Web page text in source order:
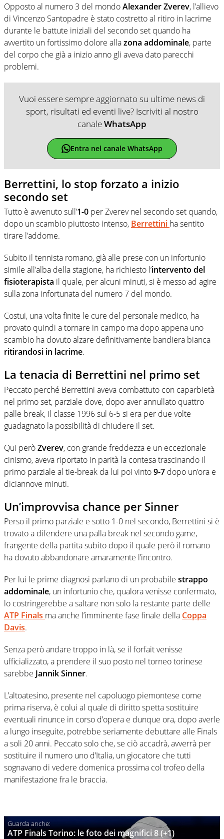
Opposto al numero 3 del mondoAlexander Zverev, l’allievo
di Vincenzo Santopadre è stato costretto al ritiro in lacrime
durante le battute iniziali del secondo set quando ha
avvertito un fortissimo dolore allazona addominale, parte
del corpo che già a inizio anno gli aveva dato parecchi
problemi.
Vuoi essere sempre aggiornato su ultime news di
sport, risultati ed eventi live? Iscriviti al nostro
canaleWhatsApp
Entra nel canale WhatsApp
Berrettini, lo stop forzato a inizio
secondo set
Tutto è avvenuto sull’1-0 per Zverev nel secondo set quando,
dopo un scambio piuttosto intenso, Berrettini ha sentito
tirare l’addome.
Subito il tennista romano, già alle prese con un infortunio
simile all’alba della stagione, ha richiesto l’intervento del
fisioterapista il quale, per alcuni minuti, si è messo ad agire
sulla zona infortunata del numero 7 del mondo.
Costui, una volta finite le cure del personale medico, ha
provato quindi a tornare in campo ma dopo appena uno
scambio ha dovuto alzare definitivamente bandiera bianca
ritirandosi in lacrime.
La tenacia di Berrettini nel primo set
Peccato perché Berrettini aveva combattuto con caparbietà
nel primo set, parziale dove, dopo aver annullato quattro
palle break, il classe 1996 sul 6-5 si era per due volte
guadagnato la possibilità di chiudere il set.
Qui peròZverev, con grande freddezza e un eccezionale
cinismo, aveva riportato in parità la contesa trascinando il
primo parziale al tie-break da lui poi vinto9-7 dopo un’ora e
diciannove minuti.
Un’improvvisa chance per Sinner
Perso il primo parziale e sotto 1-0 nel secondo, Berrettini si è
trovato a difendere una palla break nel secondo game,
frangente della partita subito dopo il quale però il romano
ha dovuto abbandonare amaramente l’incontro.
Per lui le prime diagnosi parlano di un probabile strappo
addominale, un infortunio che, qualora venisse confermato,
lo costringerebbe a saltare non solo la restante parte delle
ATP Finals ma anche l’imminente fase finale della Coppa
Davis.
Senza però andare troppo in là, se il forfait venisse
ufficializzato, a prendere il suo posto nel torneo torinese
sarebbe Jannik Sinner.
L’altoatesino, presente nel capoluogo piemontese come
prima riserva, è colui al quale di diritto spetta sostituire
eventuali rinunce in corso d’opera e dunque ora, dopo averle
a lungo inseguite, potrebbe seriamente debuttare alle Finals
a soli 20 anni. Peccato solo che, se ciò accadrà, avverrà per
sostituire il numero uno d’Italia, un giocatore che tutti
sognavano di vedere domenica prossima col trofeo della
manifestazione fra le braccia.
ATP Finals Torino: le foto dei magnifici 8 (+1)